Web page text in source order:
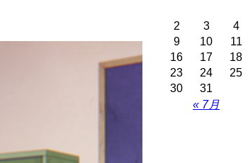
« 7月
2
3 4
9
10 11
16
17 18
23
24 25
30
31